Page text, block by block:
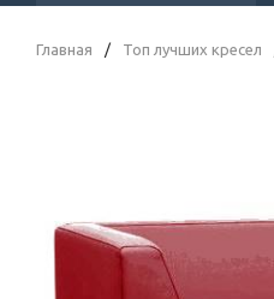
Главная / Топ лучших кресел